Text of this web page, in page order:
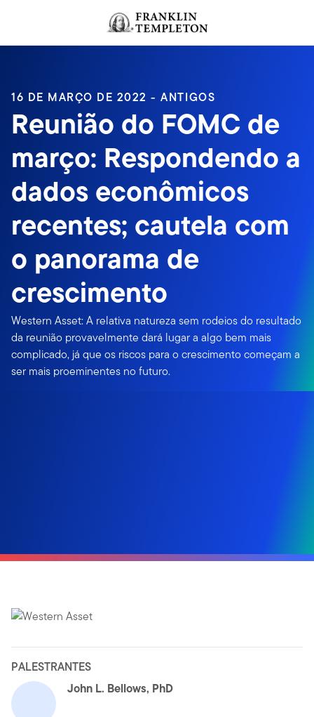
16 DE MARÇO DE 2022 - ANTIGOS
Reunião do FOMC de
março: Respondendo a
dados econômicos
recentes; cautela com
o panorama de
crescimento
Western Asset: A relativa natureza sem rodeios do resultado
da reunião provavelmente dará lugar a algo bem mais
complicado, já que os riscos para o crescimento começam a
ser mais proeminentes no futuro.
PALESTRANTES
John L. Bellows, PhD